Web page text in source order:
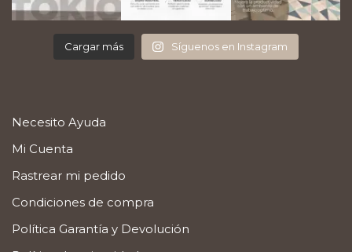
Cargar más Síguenos en Instagram
Necesito Ayuda
Mi Cuenta
Rastrear mi pedido
Condiciones de compra
Política Garantía y Devolución